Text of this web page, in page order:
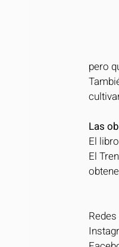
pero
Las
El
El